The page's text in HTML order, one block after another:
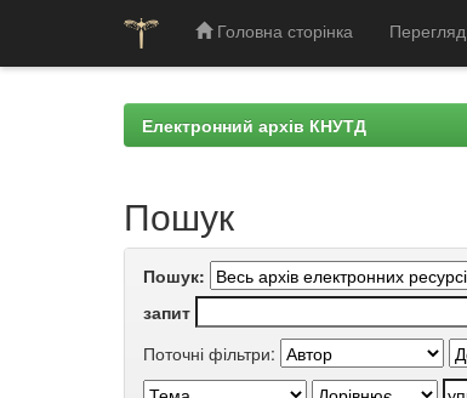
Головна сторінка Перегляд
Електронний архів КНУТД
Пошук
Пошук:
запит
Поточні фільтри: